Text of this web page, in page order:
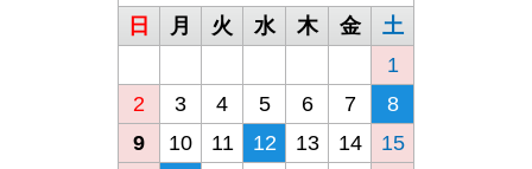
日
月 火 水 木 金
土
1
2
3 4 5 6 7
8
9
10 11 12 13 14
15